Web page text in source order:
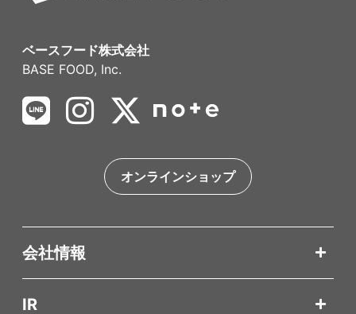
ベースフード株式会社
BASE FOOD, Inc.
オンラインショップ
会社情報
IR